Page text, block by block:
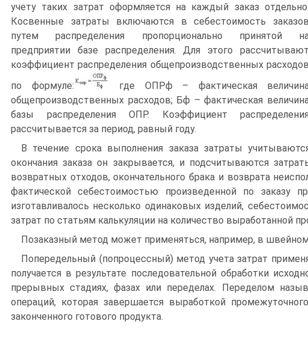
учету таких затрат оформляется на каждый заказ
Косвенные затраты включаются в себестоимость
путем распределения пропорционально принятой
предприятии базе распределения. Для этого
коэффициент распределения общепроизводственных
по формуле:
где ОПРф – фактическая
общепроизводственных расходов; Бф – фактическая
базы распределения ОПР. Коэффициент
рассчитывается за период, равный году.
В течение срока выполнения заказа затраты
окончания заказа он закрывается, и подсчитываются
возвратных отходов, окончательного брака и возврата
фактической себестоимостью произведенной по заказу
изготавливалось несколько одинаковых изделий,
затрат по статьям калькуляции на количество выработанной
Позаказный метод может применяться, например, в
Попередельный (попроцессный) метод учета затрат
получается в результате последовательной обработки
прерывных стадиях, фазах или переделах. Переделом
операций, которая завершается выработкой
законченного готового продукта.